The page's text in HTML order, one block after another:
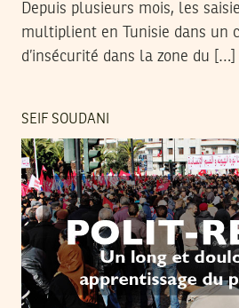
Depuis plusieurs mois, les
multiplient en Tunisie dans un
d’insécurité dans la zone du […]
SEIF SOUDANI